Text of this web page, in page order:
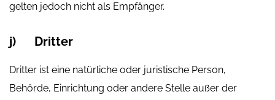
gelten jedoch nicht als Empfänger.
j) Dritter
Dritter ist eine natürliche oder juristische Person,
Behörde, Einrichtung oder andere Stelle außer der